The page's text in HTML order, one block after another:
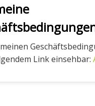
Link einsehbar: